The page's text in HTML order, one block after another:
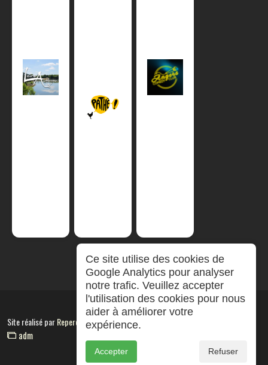
Site réalisé parRepereCom
adm
Ce site utilise des cookies de
Google Analytics pour analyser
notre trafic. Veuillez accepter
l'utilisation des cookies pour nous
aider à améliorer votre
expérience.
Accepter Refuser